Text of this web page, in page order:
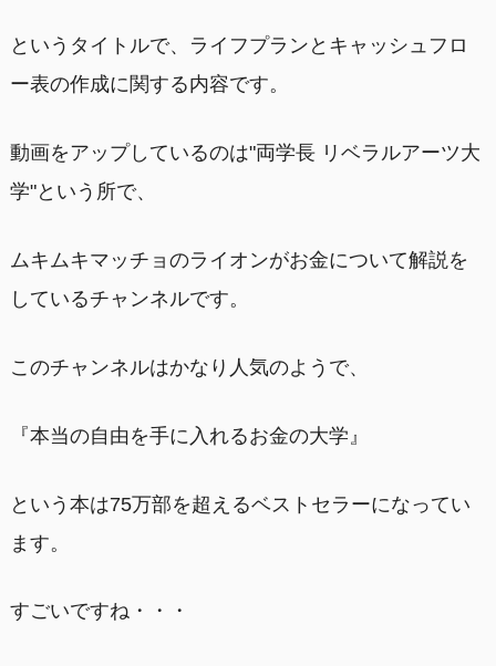
というタイトルで、ライフプランとキャッシュフロ
ー表の作成に関する内容です。
動画をアップしているのは"両学長 リベラルアーツ大
学"という所で、
ムキムキマッチョのライオンがお金について解説を
しているチャンネルです。
このチャンネルはかなり人気のようで、
『本当の自由を手に入れるお金の大学』
という本は75万部を超えるベストセラーになってい
ます。
すごいですね・・・